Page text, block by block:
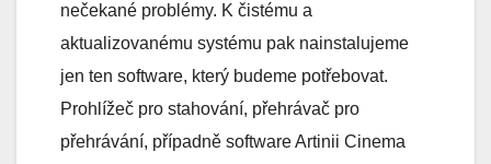
nečekané problémy. K čistému a
aktualizovanému systému pak nainstalujeme
jen ten software, který budeme potřebovat.
Prohlížeč pro stahování, přehrávač pro
přehrávání, případně software Artinii Cinema